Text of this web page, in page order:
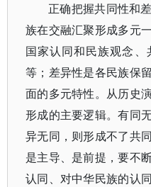
正确把握共同性和
族在交融汇聚形成多元
国家认同和民族观念
等；差异性是各民族保
面的多元特性。从历史
形成的主要逻辑。有同
异无同，则形成不了共
是主导、是前提，要不
认同、对中华民族的认